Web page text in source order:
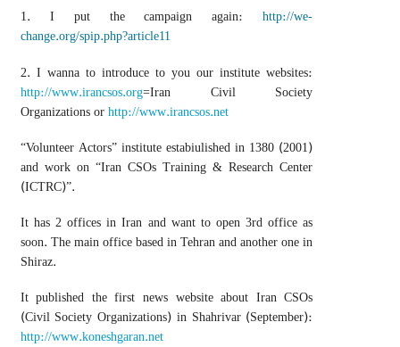
1. I put the campaign again:http://we-
change.org/spip.php?article11
2. I wanna to introduce to you our institute websites:
http://www.irancsos.org=Iran Civil Society
Organizations or http://www.irancsos.net
“Volunteer Actors” institute estabiulished in 1380 (2001)
and work on “Iran CSOs Training & Research Center
(ICTRC)”.
It has 2 offices in Iran and want to open 3rd office as
soon. The main office based in Tehran and another one in
Shiraz.
It published the first news website about Iran CSOs
(Civil Society Organizations) in Shahrivar (September):
http://www.koneshgaran.net